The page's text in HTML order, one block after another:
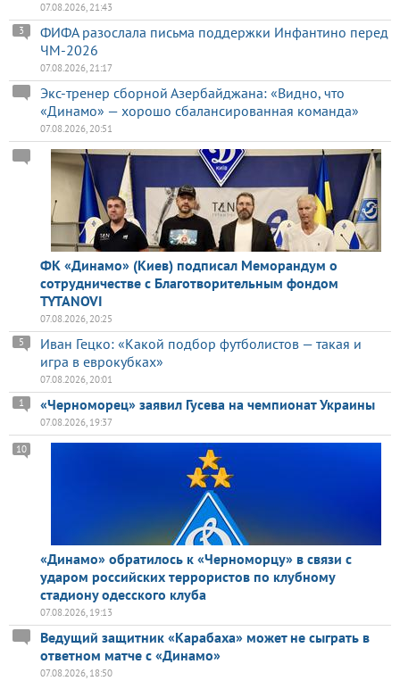
07.08.2026, 21:43
ФИФА разослала письма поддержки Инфантино перед
ЧМ-2026
3
07.08.2026, 21:17
Экс-тренер сборной Азербайджана: «Видно, что
«Динамо» — хорошо сбалансированная команда»
07.08.2026, 20:51
ФК «Динамо» (Киев) подписал Меморандум о
сотрудничестве с Благотворительным фондом
TYTANOVI
07.08.2026, 20:25
Иван Гецко: «Какой подбор футболистов — такая и
игра в еврокубках»
5
07.08.2026, 20:01
«Черноморец» заявил Гусева на чемпионат Украины
1
07.08.2026, 19:37
«Динамо» обратилось к «Черноморцу» в связи с
ударом российских террористов по клубному
стадиону одесского клуба
10
07.08.2026, 19:13
Ведущий защитник «Карабаха» может не сыграть в
ответном матче с «Динамо»
07.08.2026, 18:50